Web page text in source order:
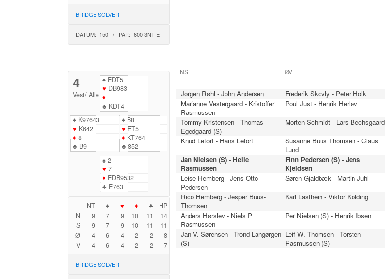
BRIDGE SOLVER
DATUM: -150 / PAR: -600 3NT E
4
Vest/Alle
♠EDT5
♥ DB983
♦
♣ KDT4
♠ K97643
♥ K642
♦ 8
♣ B9
♠B8
♥ ET5
♦ KT764
♣ 852
♠2
♥ 7
♦ EDB9532
♣ E763
NT ♠ ♥ ♦ ♣
HP
N
9 7 9 10 11
14
S
9 7 9 10 11
11
Ø
4 6 4 2 2
8
V
4 6 4 2 2 7
BRIDGE SOLVER
NS ØV
Jørgen Røhl - John Andersen Frederik Skovly - Peter Holk
Marianne Vestergaard - Kristoffer
Rasmussen
Poul Just - Henrik Herløv
Tommy Kristensen - Thomas
Egedgaard (S)
Morten Schmidt - Lars Bechsgaard
Knud Letort - Hans Letort
Susanne Buus Thomsen - Claus
Lund
Jan Nielsen (S) - Helle
Rasmussen
Finn Pedersen (S) - Jens
Kjeldsen
Leise Hemberg - Jens Otto
Pedersen
Søren Gjaldbæk - Martin Juhl
Rico Hemberg - Jesper Buus-
Thomsen
Karl Lasthein - Viktor Kolding
Anders Hørslev - Niels P
Rasmussen
Per Nielsen (S) - Henrik Ibsen
Jan V. Sørensen - Trond Langørgen
(S)
Leif W. Thomsen - Torsten
Rasmussen (S)